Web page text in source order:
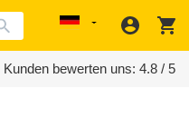
Localization
Kunden bewerten uns: 4.8 / 5